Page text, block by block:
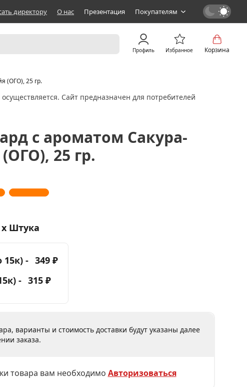
директору О нас Презентация Покупателям
Профиль Избранное Корзина
(ОГО), 25 гр.
Сайт предназначен для потребителей
с ароматом Сакура-
25 гр.
x Штука
15к) - 349 ₽
- 315 ₽
варианты и стоимость доставки будут указаны далее
заказа.
товара вам необходимо Авторизоваться